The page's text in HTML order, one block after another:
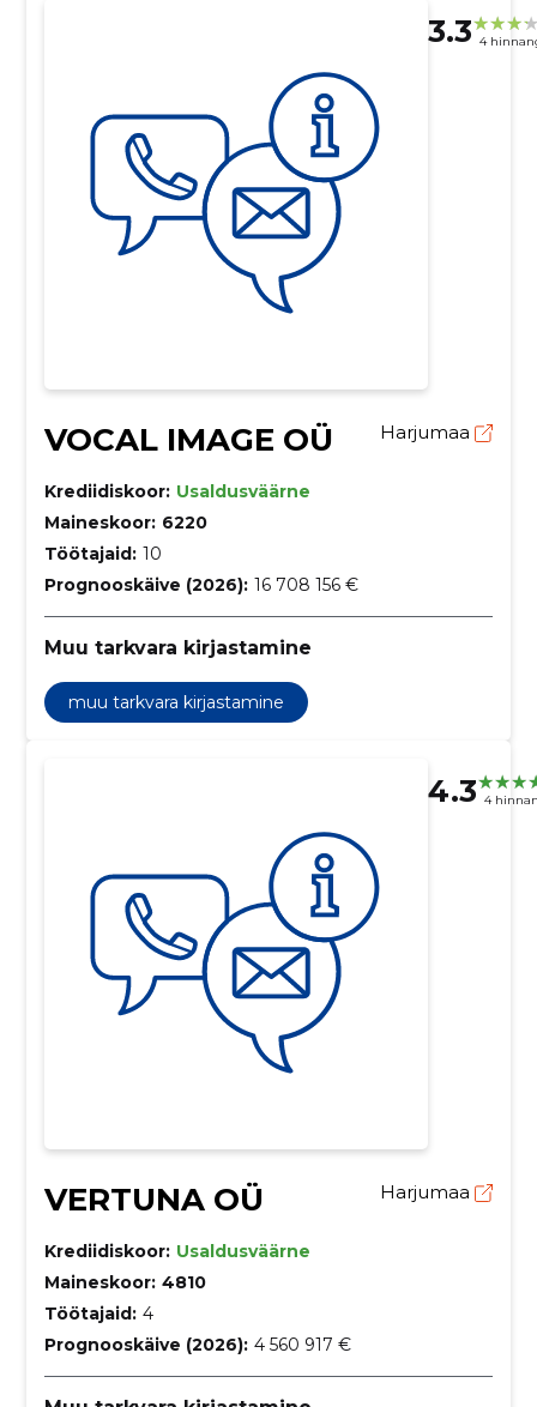
3.3 4
VOCAL IMAGE OÜ Harjumaa
Krediidiskoor: Usaldusväärne
Maineskoor: 6220
Töötajaid: 10
Prognooskäive (2026): 16 708 156 €
Muu tarkvara kirjastamine
muu tarkvara kirjastamine
4.3 4
VERTUNA OÜ Harjumaa
Krediidiskoor: Usaldusväärne
Maineskoor: 4810
Töötajaid: 4
Prognooskäive (2026): 4 560 917 €